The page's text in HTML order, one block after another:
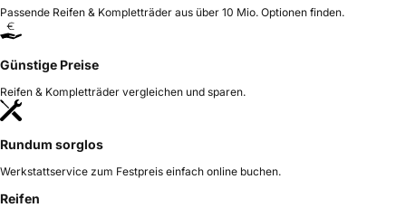
Passende Reifen & Kompletträder aus über 10 Mio. Optionen finden.
Günstige Preise
Reifen & Kompletträder vergleichen und sparen.
Rundum sorglos
Werkstattservice zum Festpreis einfach online buchen.
Reifen